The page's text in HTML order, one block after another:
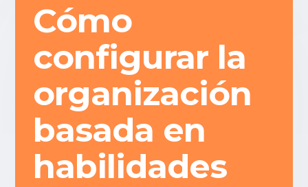
Cómo
configurar la
organización
basada en
habilidades